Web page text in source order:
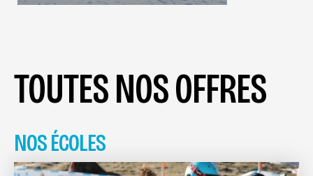
TOUTES NOS OFFRES
NOS ÉCOLES